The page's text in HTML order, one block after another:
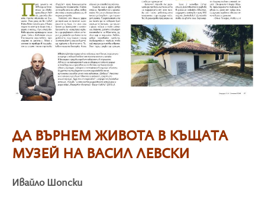
ДА ВЪРНЕМ ЖИВОТА В КЪЩАТА
МУЗЕЙ НА ВАСИЛ ЛЕВСКИ
Ивайло Шопски